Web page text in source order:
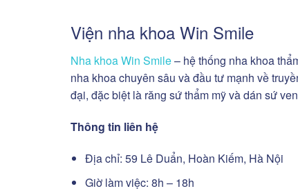
Viện nha khoa Win Smile
Nha khoa Win Smile– hệ thống nha khoa
nha khoa chuyên sâu và đầu tư mạnh về
đại, đặc biệt là răng sứ thẩm mỹ và dán sứ
Thông tin liên hệ
Địa chỉ: 59 Lê Duẩn, Hoàn Kiếm, Hà Nội
Giờ làm việc: 8h – 18h